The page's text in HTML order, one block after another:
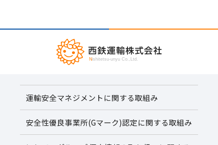
運輸安全マネジメントに関する取組み
安全性優良事業所(Gマーク)認定に関する取組み